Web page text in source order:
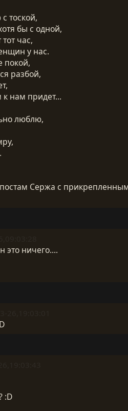
тоской,
бы с одной,
час,
у нас.
покой,
разбой,
нам придет...
люблю,
Сержа с
ничего....
:D